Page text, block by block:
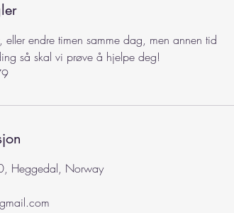
eller endre timen samme dag, men annen tid
så skal vi prøve å hjelpe deg!
Heggedal, Norway